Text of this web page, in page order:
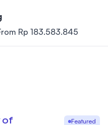
Rp 183.583.845
of
Featured